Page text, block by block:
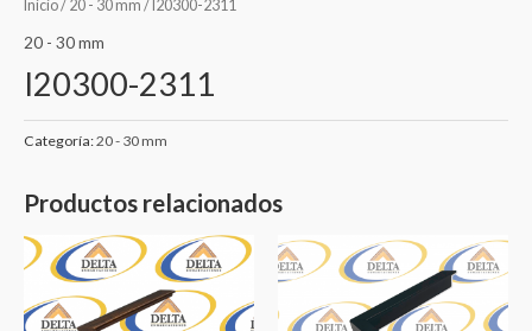
Inicio/ 20 - 30 mm / I20300-2311
20 - 30 mm
I20300-2311
Categoría:20 - 30 mm
Productos relacionados